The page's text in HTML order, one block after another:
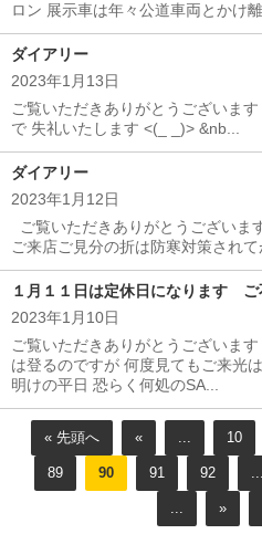
ロン 展示車は年々公道車両とかけ
ダイアリー
2023年1月13日
ご覧いただきありがとうございま
で 失礼いたします <(_ _)> &nb...
ダイアリー
2023年1月12日
ご覧いただきありがとうございま
ご来店ご見分の折は防寒対策され
１月１１日は定休日になります ご
2023年1月10日
ご覧いただきありがとうございま
は登るのですが 何度見てもご来光
明けの平日 恐らく何処のSA...
« 先頭へ « ... 10
89 90 91 92 ...
... »